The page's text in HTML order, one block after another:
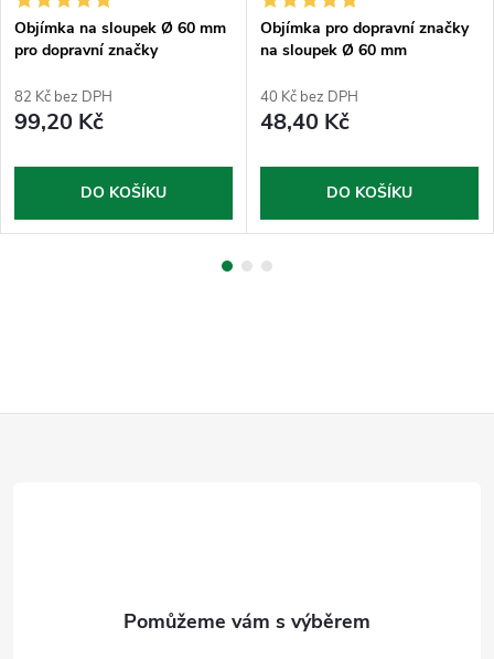
Objímka na sloupek Ø 60 mm
pro dopravní značky
82 Kč bez DPH
99,20 Kč
DO KOŠÍKU
Objímka pro dopravní značky
na sloupek Ø 60 mm
40 Kč bez DPH
48,40 Kč
DO KOŠÍKU